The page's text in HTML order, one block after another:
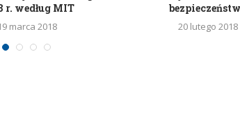
r. według MIT
marca 2018 20 lutego 2018